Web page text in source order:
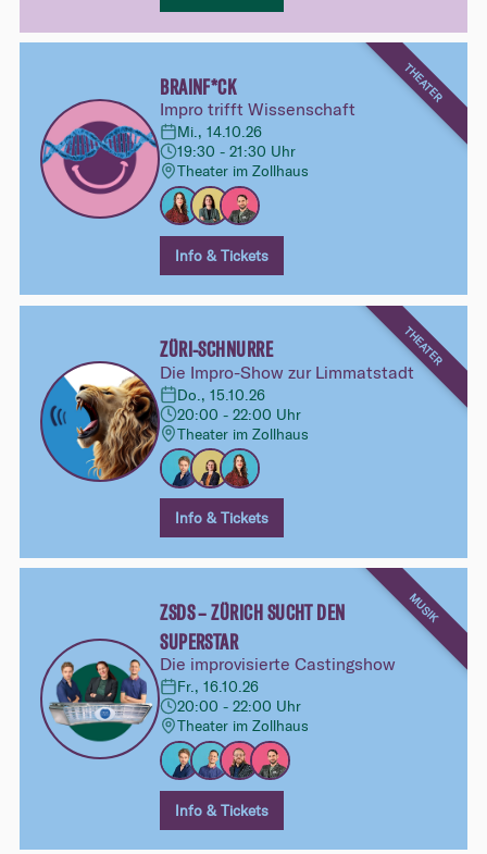
THEATER
BRAINF*CK
Impro trifft Wissenschaft
Mi., 14.10.26
19:30 - 21:30 Uhr
Theater im Zollhaus
Info & Tickets
THEATER
ZÜRI-SCHNURRE
Die Impro-Show zur Limmatstadt
Do., 15.10.26
20:00 - 22:00 Uhr
Theater im Zollhaus
Info & Tickets
MUSIK
ZSDS – ZÜRICH SUCHT DEN
SUPERSTAR
Die improvisierte Castingshow
Fr., 16.10.26
20:00 - 22:00 Uhr
Theater im Zollhaus
Info & Tickets